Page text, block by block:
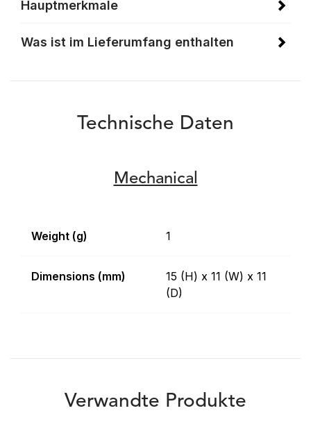
Hauptmerkmale
Was ist im Lieferumfang enthalten
Technische Daten
Mechanical
Weight (g) 1
Dimensions (mm)
15 (H) x 11 (W) x 11
(D)
Verwandte Produkte